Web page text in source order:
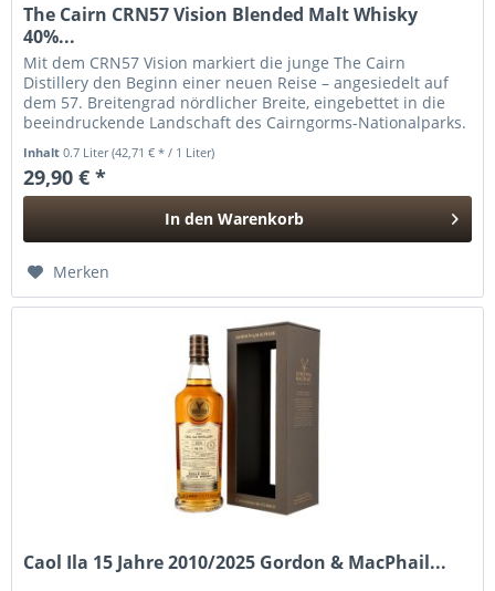
The Cairn CRN57 Vision Blended Malt Whisky
40%...
Mit dem CRN57 Vision markiert die junge The Cairn
Distillery den Beginn einer neuen Reise – angesiedelt auf
dem 57. Breitengrad nördlicher Breite, eingebettet in die
beeindruckende Landschaft des Cairngorms-Nationalparks.
Inhalt0.7 Liter(42,71 € * / 1 Liter)
29,90 € *
In den Warenkorb
Merken
Caol Ila 15 Jahre 2010/2025 Gordon & MacPhail...